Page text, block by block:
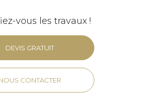
vous les travaux !
DEVIS GRATUIT
CONTACTER